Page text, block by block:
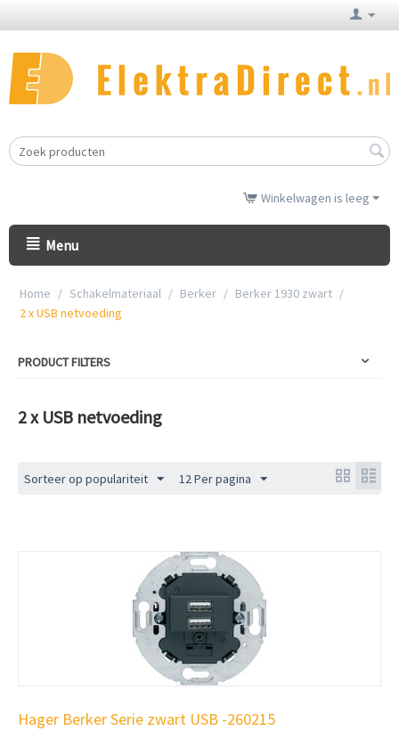
Winkelwagen is leeg
Menu
Home / Schakelmateriaal / Berker / Berker 1930 zwart /
2 x USB netvoeding
PRODUCT FILTERS
2 x USB netvoeding
Sorteer op populariteit 12 Per pagina
Hager Berker Serie zwart USB -260215